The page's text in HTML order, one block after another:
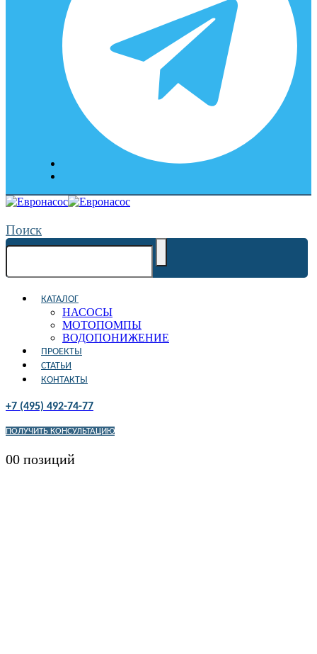
Поиск
КАТАЛОГ
НАСОСЫ
МОТОПОМПЫ
ВОДОПОНИЖЕНИЕ
ПРОЕКТЫ
СТАТЬИ
КОНТАКТЫ
+7 (495) 492-74-77
ПОЛУЧИТЬ КОНСУЛЬТАЦИЮ
00 позиций